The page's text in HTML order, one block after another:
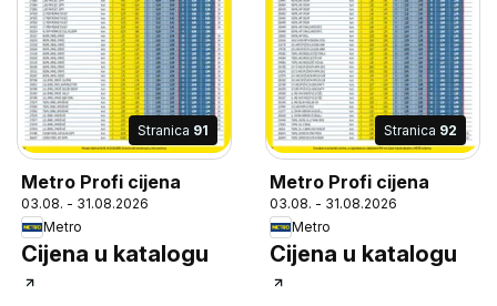
Stranica 91
Metro Profi cijena
03.08. - 31.08.2026
Metro
Cijena u katalogu
Stranica 92
Metro Profi cijena
03.08. - 31.08.2026
Metro
Cijena u katalogu